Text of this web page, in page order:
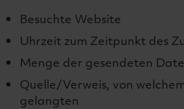
Besuchte Website
Uhrzeit zum Zeitpunkt des
Menge der gesendeten
Quelle/Verweis, von
gelangten